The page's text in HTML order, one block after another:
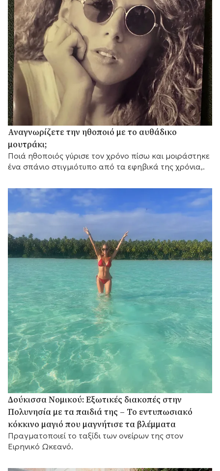
Αναγνωρίζετε την ηθοποιό με το αυθάδικο
μουτράκι;
Ποιά ηθοποιός γύρισε τον χρόνο πίσω και μοιράστηκε
ένα σπάνιο στιγμιότυπο από τα εφηβικά της χρόνια,.
Δούκισσα Νομικού: Εξωτικές διακοπές στην
Πολυνησία με τα παιδιά της – Το εντυπωσιακό
κόκκινο μαγιό που μαγνήτισε τα βλέμματα
Πραγματοποιεί το ταξίδι των ονείρων της στον
Ειρηνικό Ωκεανό.